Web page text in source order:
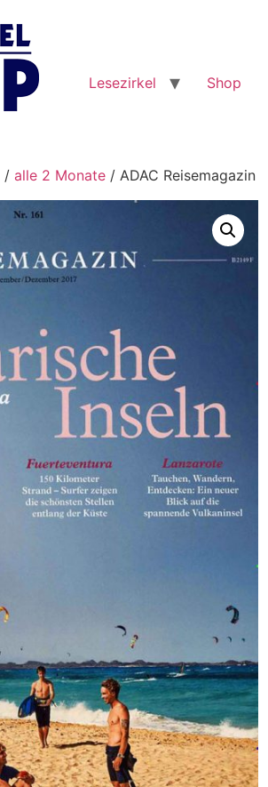
Lesezirkel Shop
/ alle 2 Monate / ADAC Reisemagazin